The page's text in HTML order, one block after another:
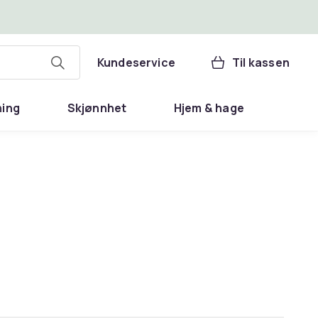
Kundeservice Til kassen
Skjønnhet Hjem & hage